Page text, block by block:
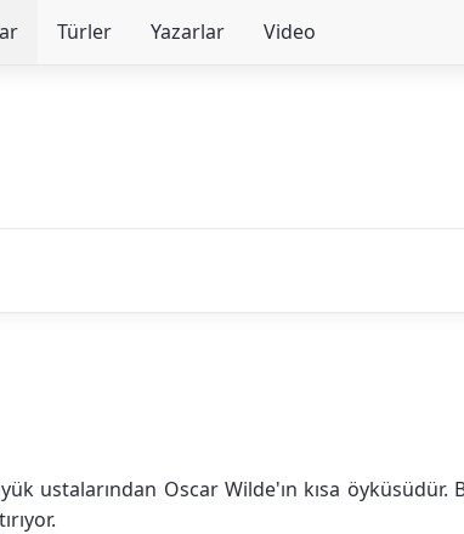
Türler Yazarlar Video
ustalarından Oscar Wilde'ın kısa öyküsüdür.